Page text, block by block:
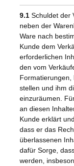
9.1 Schuldet der
neben der
Ware nach
Kunde dem
erforderlichen
den vom
Formatierungen,
stellen und ihm
einzuräumen.
an diesen
Kunde erklärt
dass er das
überlassenen
dafür Sorge,
werden,